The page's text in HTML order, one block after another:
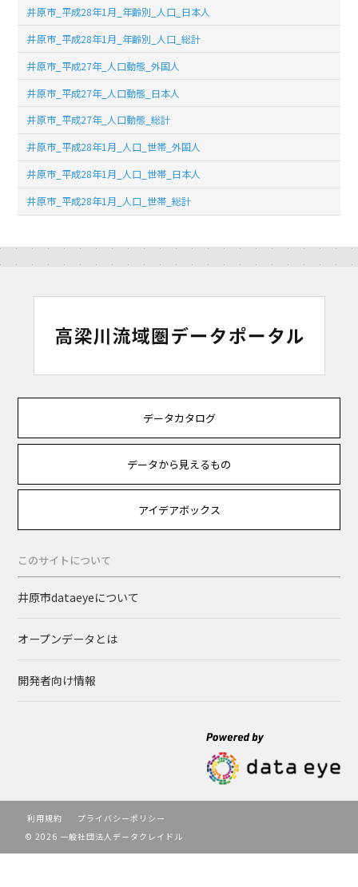
井原市_平成28年1月_年齢別_人口_日本人
井原市_平成28年1月_年齢別_人口_総計
井原市_平成27年_人口動態_外国人
井原市_平成27年_人口動態_日本人
井原市_平成27年_人口動態_総計
井原市_平成28年1月_人口_世帯_外国人
井原市_平成28年1月_人口_世帯_日本人
井原市_平成28年1月_人口_世帯_総計
データカタログ
データから見えるもの
アイデアボックス
このサイトについて
井原市dataeyeについて
オープンデータとは
開発者向け情報
利用規約
プライバシーポリシー
© 2026 一般社団法人データクレイドル